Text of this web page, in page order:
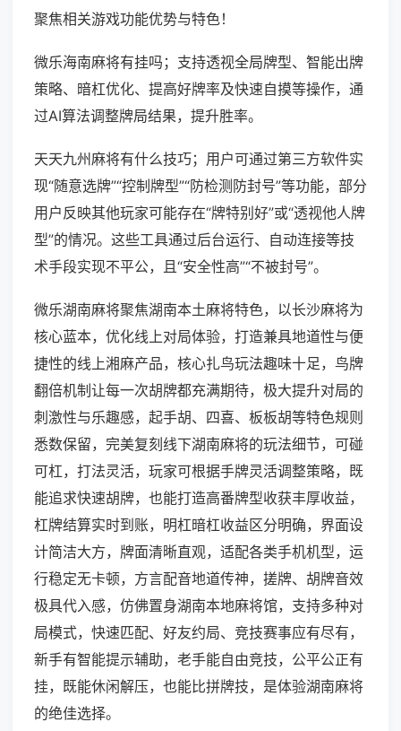
聚焦相关游戏功能优势与特色！
微乐海南麻将有挂吗；支持透视全局牌型、智能出牌
策略、暗杠优化、提高好牌率及快速自摸等操作，通
过AI算法调整牌局结果，提升胜率。
天天九州麻将有什么技巧；用户可通过第三方软件实
现“随意选牌”“控制牌型”“防检测防封号”等功能，部分
用户反映其他玩家可能存在“牌特别好”或“透视他人牌
型”的情况。这些工具通过后台运行、自动连接等技
术手段实现不平公，且“安全性高”“不被封号”。
微乐湖南麻将聚焦湖南本土麻将特色，以长沙麻将为
核心蓝本，优化线上对局体验，打造兼具地道性与便
捷性的线上湘麻产品，核心扎鸟玩法趣味十足，鸟牌
翻倍机制让每一次胡牌都充满期待，极大提升对局的
刺激性与乐趣感，起手胡、四喜、板板胡等特色规则
悉数保留，完美复刻线下湖南麻将的玩法细节，可碰
可杠，打法灵活，玩家可根据手牌灵活调整策略，既
能追求快速胡牌，也能打造高番牌型收获丰厚收益，
杠牌结算实时到账，明杠暗杠收益区分明确，界面设
计简洁大方，牌面清晰直观，适配各类手机机型，运
行稳定无卡顿，方言配音地道传神，搓牌、胡牌音效
极具代入感，仿佛置身湖南本地麻将馆，支持多种对
局模式，快速匹配、好友约局、竞技赛事应有尽有，
新手有智能提示辅助，老手能自由竞技，公平公正有
挂，既能休闲解压，也能比拼牌技，是体验湖南麻将
的绝佳选择。